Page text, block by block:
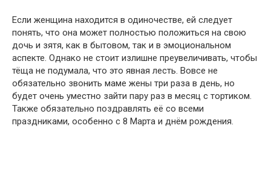
Если женщина находится в одиночестве, ей следует
понять, что она может полностью положиться на свою
дочь и зятя, как в бытовом, так и в эмоциональном
аспекте. Однако не стоит излишне преувеличивать, чтобы
тёща не подумала, что это явная лесть. Вовсе не
обязательно звонить маме жены три раза в день, но
будет очень уместно зайти пару раз в месяц с тортиком.
Также обязательно поздравлять её со всеми
праздниками, особенно с 8 Марта и днём рождения.